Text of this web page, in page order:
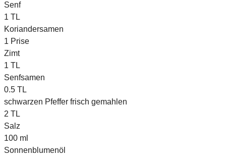
Senf
1 TL
Koriandersamen
1 Prise
Zimt
1 TL
Senfsamen
0.5 TL
schwarzen Pfeffer frisch gemahlen
2 TL
Salz
100 ml
Sonnenblumenöl